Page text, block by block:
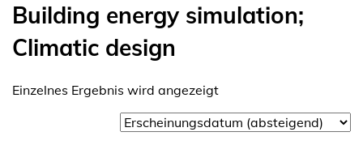
Building energy simulation;
Climatic design
Einzelnes Ergebnis wird angezeigt